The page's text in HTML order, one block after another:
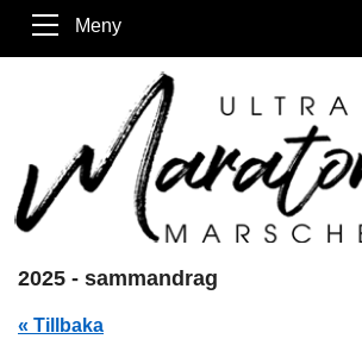
Meny
2025 - sammandrag
« Tillbaka